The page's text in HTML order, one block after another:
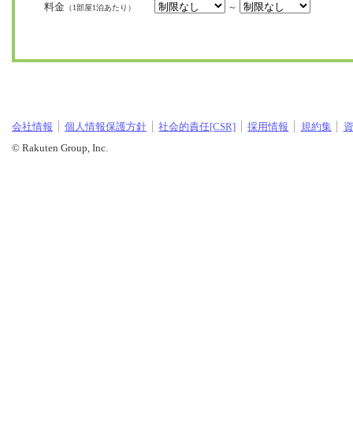
料金 （1部屋1泊あたり） ～
会社情報 個人情報保護方針 社会的責任[CSR] 採用情報 規約集
© Rakuten Group, Inc.